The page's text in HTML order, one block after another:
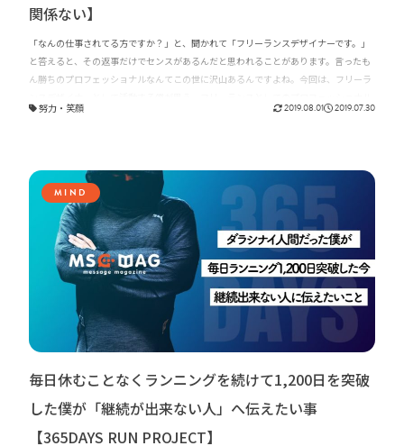
関係ない】
「なんの仕事されてる方ですか？」と、聞かれて「フリーランスデザイナーです。」
と答えると、その返事だけでセンスがあるんだと思われることがあります。言ったも
ん勝ちのプロフェッショナルなんてこの世に沢山あるんですよね。今回は、フリーラ
の基準についてお話ししたいと思います。
努力・ 笑顔 2019.08.01 2019.07.30
MIND
毎日休むことなくランニングを続けて1,200日を突破
した僕が「継続が出来ない人」へ伝えたい事
【365DAYS RUN PROJECT】